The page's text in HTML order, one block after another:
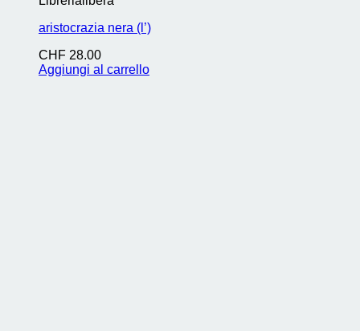
aristocrazia nera (l’)
CHF 28.00
Aggiungi al carrello